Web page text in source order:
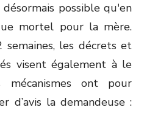
possible qu'en
mortel pour la mère.
les décrets et
visent également à le
mécanismes ont pour
d’avis la demandeuse :